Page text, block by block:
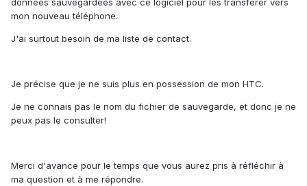
données sauvegardées avec ce logiciel pour les transférer vers
mon nouveau téléphone.
J'ai surtout besoin de ma liste de contact.
Je précise que je ne suis plus en possession de mon HTC.
Je ne connais pas le nom du fichier de sauvegarde, et donc je ne
peux pas le consulter!
Merci d'avance pour le temps que vous aurez pris à réfléchir à
ma question et à me répondre.